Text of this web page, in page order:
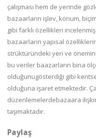
çalışması hem de yerinde
bazaarların işlev, konum,
gibi farklı özellikleri
bazaarların yapısal
strüktüründeki yeri ve önemi
bu veriler baazarların bina
olduğunugösterdiği gibi
olduğuna işaret etmektedir.
düzenlemelerdebazaara
taşımaktadır.
Paylaş